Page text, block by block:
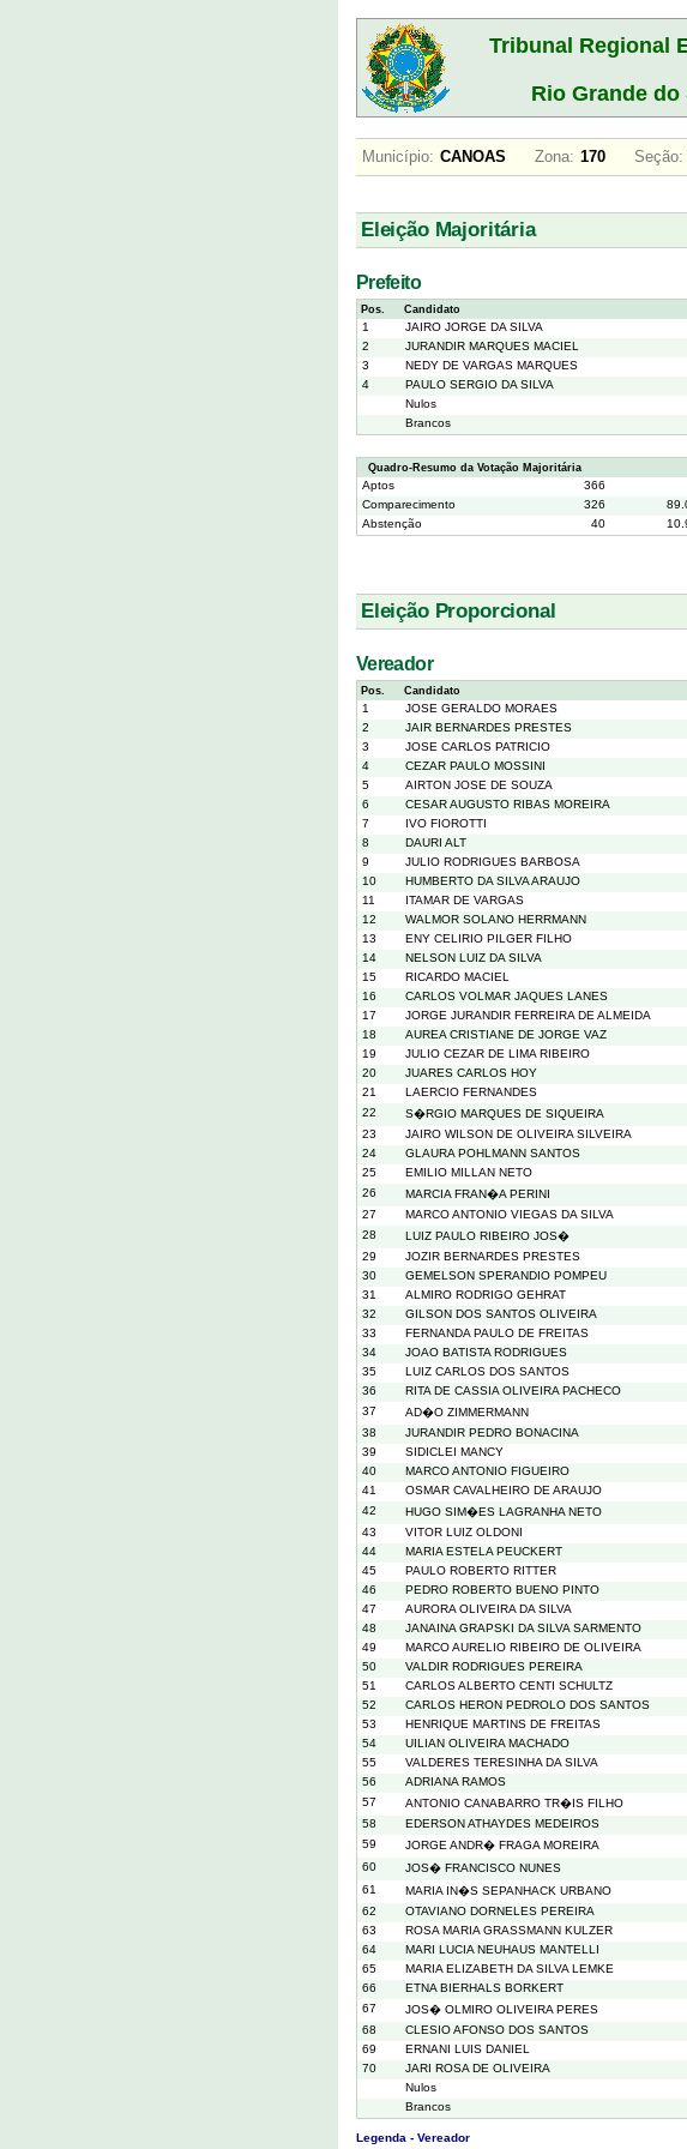
Tribunal Regional
Rio Grande do
Município: CANOAS Zona: 170 Seção:
Eleição Majoritária
Prefeito
Pos. Candidato
1 JAIRO JORGE DA SILVA
2
JURANDIR MARQUES MACIEL
3
NEDY DE VARGAS MARQUES
4
PAULO SERGIO DA SILVA
Nulos
Brancos
Quadro-Resumo da Votação Majoritária
Aptos
366
Comparecimento
326
Abstenção
40
Eleição Proporcional
Vereador
Pos. Candidato
1 JOSE GERALDO MORAES
2
JAIR BERNARDES PRESTES
3
JOSE CARLOS PATRICIO
4
CEZAR PAULO MOSSINI
5
AIRTON JOSE DE SOUZA
6
CESAR AUGUSTO RIBAS MOREIRA
7
IVO FIOROTTI
8
DAURI ALT
9
JULIO RODRIGUES BARBOSA
10
HUMBERTO DA SILVA ARAUJO
11
ITAMAR DE VARGAS
12
WALMOR SOLANO HERRMANN
13
ENY CELIRIO PILGER FILHO
14
NELSON LUIZ DA SILVA
15
RICARDO MACIEL
16
CARLOS VOLMAR JAQUES LANES
17
JORGE JURANDIR FERREIRA DE ALMEIDA
18
AUREA CRISTIANE DE JORGE VAZ
19
JULIO CEZAR DE LIMA RIBEIRO
20
JUARES CARLOS HOY
21
LAERCIO FERNANDES
22
S�RGIO MARQUES DE SIQUEIRA
23
JAIRO WILSON DE OLIVEIRA SILVEIRA
24
GLAURA POHLMANN SANTOS
25
EMILIO MILLAN NETO
26
MARCIA FRAN�A PERINI
27
MARCO ANTONIO VIEGAS DA SILVA
28
LUIZ PAULO RIBEIRO JOS�
29
JOZIR BERNARDES PRESTES
30
GEMELSON SPERANDIO POMPEU
31
ALMIRO RODRIGO GEHRAT
32
GILSON DOS SANTOS OLIVEIRA
33
FERNANDA PAULO DE FREITAS
34
JOAO BATISTA RODRIGUES
35
LUIZ CARLOS DOS SANTOS
36
RITA DE CASSIA OLIVEIRA PACHECO
37
AD�O ZIMMERMANN
38
JURANDIR PEDRO BONACINA
39
SIDICLEI MANCY
40
MARCO ANTONIO FIGUEIRO
41
OSMAR CAVALHEIRO DE ARAUJO
42
HUGO SIM�ES LAGRANHA NETO
43
VITOR LUIZ OLDONI
44
MARIA ESTELA PEUCKERT
45
PAULO ROBERTO RITTER
46
PEDRO ROBERTO BUENO PINTO
47
AURORA OLIVEIRA DA SILVA
48
JANAINA GRAPSKI DA SILVA SARMENTO
49
MARCO AURELIO RIBEIRO DE OLIVEIRA
50
VALDIR RODRIGUES PEREIRA
51
CARLOS ALBERTO CENTI SCHULTZ
52
CARLOS HERON PEDROLO DOS SANTOS
53
HENRIQUE MARTINS DE FREITAS
54
UILIAN OLIVEIRA MACHADO
55
VALDERES TERESINHA DA SILVA
56
ADRIANA RAMOS
57
ANTONIO CANABARRO TR�IS FILHO
58
EDERSON ATHAYDES MEDEIROS
59
JORGE ANDR� FRAGA MOREIRA
60
JOS� FRANCISCO NUNES
61
MARIA IN�S SEPANHACK URBANO
62
OTAVIANO DORNELES PEREIRA
63
ROSA MARIA GRASSMANN KULZER
64
MARI LUCIA NEUHAUS MANTELLI
65
MARIA ELIZABETH DA SILVA LEMKE
66
ETNA BIERHALS BORKERT
67
JOS� OLMIRO OLIVEIRA PERES
68
CLESIO AFONSO DOS SANTOS
69
ERNANI LUIS DANIEL
70
JARI ROSA DE OLIVEIRA
Nulos
Brancos
Legenda - Vereador